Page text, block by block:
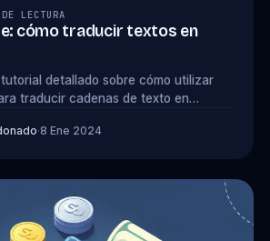
LECTURA
cómo traducir textos en
detallado sobre cómo utilizar
traducir cadenas de texto en
·8 Ene 2024